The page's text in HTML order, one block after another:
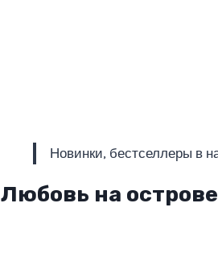
Новинки, бестселлеры в
Любовь на острове